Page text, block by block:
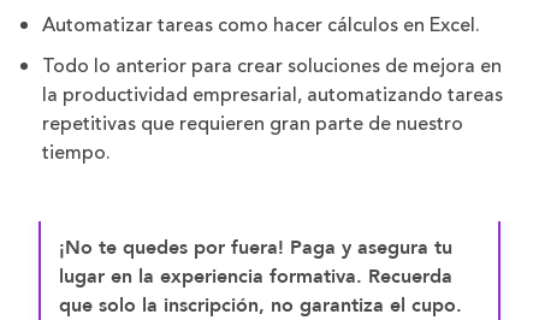
Automatizar tareas como hacer cálculos en Excel.
Todo lo anterior para crear soluciones de mejora en
la productividad empresarial, automatizando tareas
repetitivas que requieren gran parte de nuestro
tiempo.
¡No te quedes por fuera! Paga y asegura tu
lugar en la experiencia formativa. Recuerda
que solo la inscripción, no garantiza el cupo.